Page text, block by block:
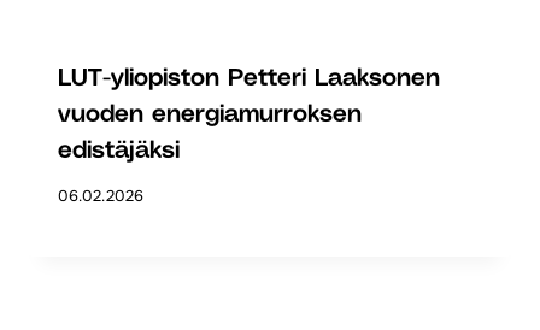
LUT-yliopiston Petteri Laaksonen
vuoden energiamurroksen
edistäjäksi
06.02.2026